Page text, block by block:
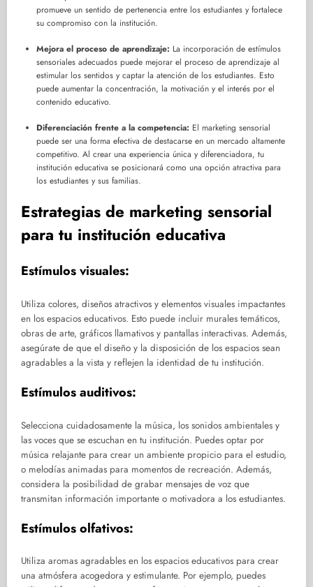
promueve un sentido de pertenencia entre los estudiantes y fortalece
su compromiso con la institución.
Mejora el proceso de aprendizaje: La incorporación de estímulos
sensoriales adecuados puede mejorar el proceso de aprendizaje al
estimular los sentidos y captar la atención de los estudiantes. Esto
puede aumentar la concentración, la motivación y el interés por el
contenido educativo.
Diferenciación frente a la competencia: El marketing sensorial
puede ser una forma efectiva de destacarse en un mercado altamente
competitivo. Al crear una experiencia única y diferenciadora, tu
institución educativa se posicionará como una opción atractiva para
los estudiantes y sus familias.
Estrategias de marketing sensorial
para tu institución educativa
Estímulos visuales:
Utiliza colores, diseños atractivos y elementos visuales impactantes
en los espacios educativos. Esto puede incluir murales temáticos,
obras de arte, gráficos llamativos y pantallas interactivas. Además,
asegúrate de que el diseño y la disposición de los espacios sean
agradables a la vista y reflejen la identidad de tu institución.
Estímulos auditivos:
Selecciona cuidadosamente la música, los sonidos ambientales y
las voces que se escuchan en tu institución. Puedes optar por
música relajante para crear un ambiente propicio para el estudio,
o melodías animadas para momentos de recreación. Además,
considera la posibilidad de grabar mensajes de voz que
transmitan información importante o motivadora a los estudiantes.
Estímulos olfativos:
Utiliza aromas agradables en los espacios educativos para crear
una atmósfera acogedora y estimulante. Por ejemplo, puedes